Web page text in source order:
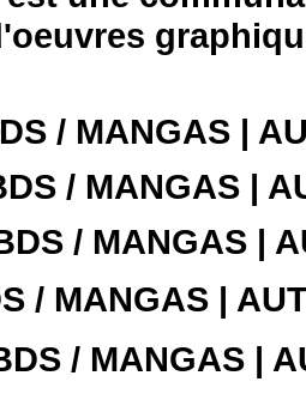
/ MANGAS |
/ MANGAS |
/ MANGAS |
/ MANGAS |
/ MANGAS |